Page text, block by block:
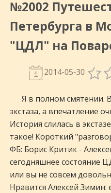
№2002
Петербурга в
"ЦДЛ" на
2014-05-30
Я в полном смятении.
экстаза, а впечатление
История слилась в
такое! Короткий
ФБ: Борис Критик -
сегодняшнее состояние
или вы не совсем
Нравится Алексей Зимин: